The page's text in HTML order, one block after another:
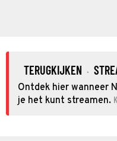
TERUGKIJKEN ·
Ontdek hier wanneer
je het kunt streamen.